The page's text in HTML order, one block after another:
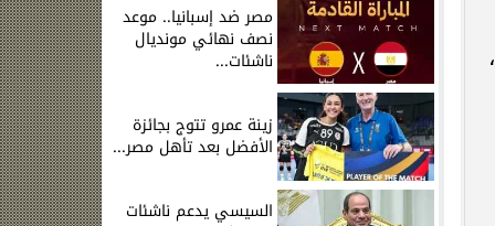
مصر ضد إسبانيا.. موعد
نصف نهائي مونديال
ناشئات...
زينة عمرو تتوج بجائزة
الأفضل بعد تأهل مصر...
السيسي يدعم ناشئات